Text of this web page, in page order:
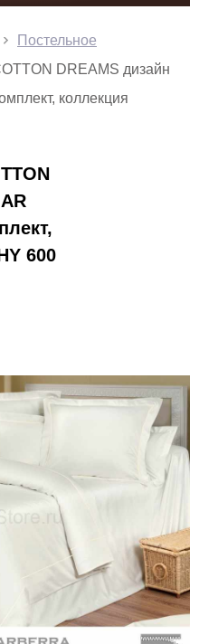
Постельное
DREAMS дизайн
коллекция
600